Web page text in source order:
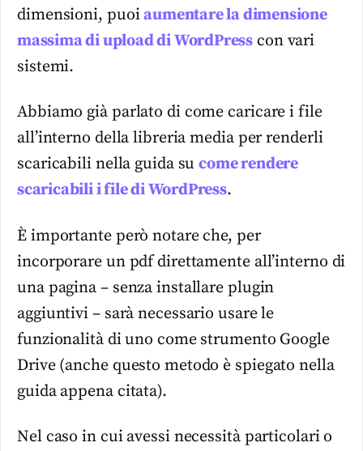
dimensioni, puoiaumentare la dimensione
massima di upload di WordPress con vari
sistemi.
Abbiamo già parlato di come caricare i file
all’interno della libreria media per renderli
scaricabili nella guida sucome rendere
scaricabili i file di WordPress.
È importante però notare che, per
incorporare un pdf direttamente all’interno di
una pagina – senza installare plugin
aggiuntivi – sarà necessario usare le
funzionalità di uno come strumento Google
Drive (anche questo metodo è spiegato nella
guida appena citata).
Nel caso in cui avessi necessità particolari o